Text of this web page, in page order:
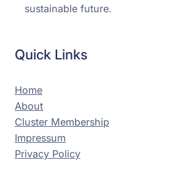
sustainable future.
Quick Links
Home
About
Cluster Membership
Impressum
Privacy Policy